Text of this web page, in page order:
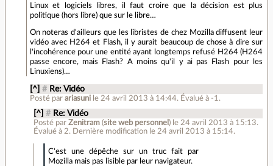
Linux et logiciels libres, il faut croire que la décision est plus
politique (hors libre) que sur le libre…
On noteras d'ailleurs que les libristes de chez Mozilla diffusent leur
vidéo avec H264 et Flash, il y aurait beaucoup de chose à dire sur
l'incohérence pour une entité ayant longtemps refusé H264 (H264
passe encore, mais Flash? A moins qu'il y ai pas Flash pour les
Linuxiens)…
[^] # Re: Vidéo
Posté par ariasuni le 24 avril 2013 à 14:44. Évalué à -1 .
[^] # Re: Vidéo
Posté parZenitram (site web personnel ) le 24 avril 2013 à 15:13.
Évalué à 2. Dernière modification le 24 avril 2013 à 15:14.
C'est une dépêche sur un truc fait par
Mozilla mais pas lisible par leur navigateur.